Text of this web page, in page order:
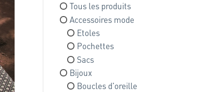
Tous les produits
Accessoires mode
Etoles
Pochettes
Sacs
Bijoux
Boucles d'oreille